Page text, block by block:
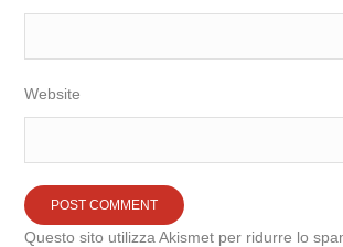
Website
Questo sito utilizza Akismet per ridurre lo